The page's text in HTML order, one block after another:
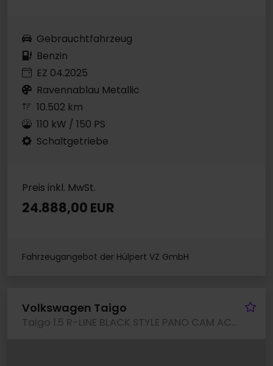
Gebrauchtfahrzeug
Benzin
EZ 04.2025
Ravennablau Metallic
10.502 km
110 kW / 150 PS
Schaltgetriebe
Preis inkl. MwSt.
24.888,00 EUR
Fahrzeugangebot der Hülpert VZ GmbH
Volkswagen Taigo
Taigo 1.5 R-LINE BLACK STYLE PANO CAM ACC LM18